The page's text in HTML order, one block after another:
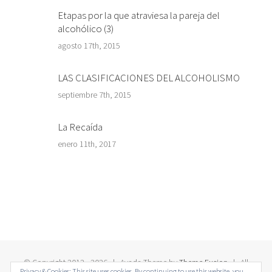
Etapas por la que atraviesa la pareja del
alcohólico (3)
agosto 17th, 2015
LAS CLASIFICACIONES DEL ALCOHOLISMO
septiembre 7th, 2015
La Recaída
enero 11th, 2017
© Copyright 2012 -2026 | Avada Theme byTheme Fusion| All